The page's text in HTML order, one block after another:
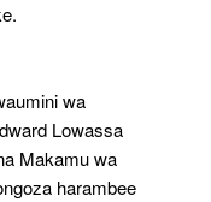
wa
Lowassa
Makamu wa
harambee